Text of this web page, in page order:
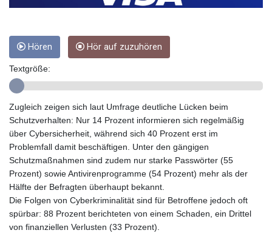
GHS 13.556568
GIP 0.856331
10140.856305
GTQ 8.81087
GYD 241.831737
HKD 9.057432
HNL 30.951928
HRK 7.535817
HTG 150.98364
HUF 364.606998
IDR
20526.507465
ILS 3.461279
Hören Hör auf zuzuhören
Textgröße:
Zugleich zeigen sich laut Umfrage deutliche Lücken beim
Schutzverhalten: Nur 14 Prozent informieren sich regelmäßig
über Cybersicherheit, während sich 40 Prozent erst im
Problemfall damit beschäftigen. Unter den gängigen
Schutzmaßnahmen sind zudem nur starke Passwörter (55
Prozent) sowie Antivirenprogramme (54 Prozent) mehr als der
Hälfte der Befragten überhaupt bekannt.
Die Folgen von Cyberkriminalität sind für Betroffene jedoch oft
spürbar: 88 Prozent berichteten von einem Schaden, ein Drittel
von finanziellen Verlusten (33 Prozent).